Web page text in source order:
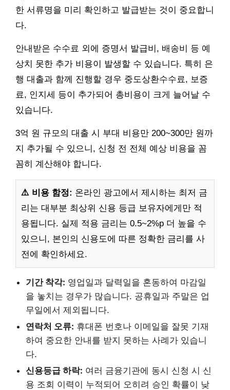
한 서류명을 미리 확인하고 발급받는 것이 중요합니
다.
안내받은 수수료 외에 증명서 발급비, 배송비 등 예
상치 못한 추가 비용이 발생할 수 있습니다. 특히 은
행 대출과 함께 진행할 경우 중도상환수수료, 보증
료, 인지세 등이 추가되어 총비용이 크게 늘어날 수
있습니다.
3억 원 규모의 대출 시 부대 비용만 200~300만 원까
지 추가될 수 있으니, 신청 전 전체 예상 비용을 꼼
꼼히 계산해야 합니다.
⚠️ 비용 함정: 온라인 광고에서 제시하는 최저 금
리는 대부분 최상위 신용 등급 보유자에게만 적
용됩니다. 실제 적용 금리는 0.5~2%p 더 높을 수
있으니, 본인의 신용도에 따른 정확한 금리를 사
전에 확인하세요.
기간 착각: 영업일과 달력일을 혼동하여 마감일
을 놓치는 경우가 많습니다. 공휴일과 주말은 업
무일에서 제외됩니다.
연락처 오류: 휴대폰 번호나 이메일을 잘못 기재
하여 중요한 안내를 받지 못하는 사례가 있습니
다.
신용등급 하락: 여러 금융기관에 동시 신청 시 신
용 조회 이력이 누적되어 오히려 승인 확률이 낮